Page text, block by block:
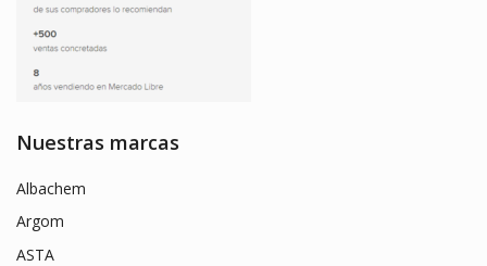
Nuestras marcas
Albachem
Argom
ASTA